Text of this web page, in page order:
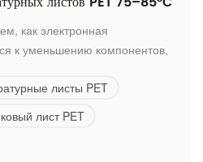
как электронная
к уменьшению компонентов,
недостаточно решаемая
материал для
листы PET
лист PET